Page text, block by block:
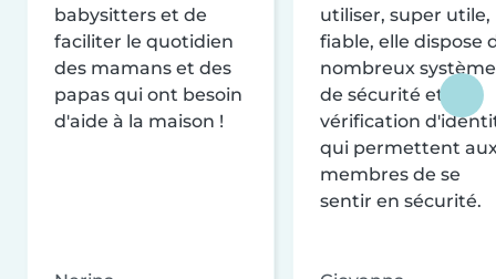
babysitters et de
faciliter le quotidien
des mamans et des
papas qui ont besoin
d'aide à la maison !
utiliser, super utile,
fiable, elle dispose
nombreux
de sécurité et de
vérification
qui permettent
membres de se
sentir en sécurité.